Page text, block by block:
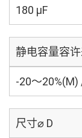
180 µF
静电容量容
-20～
尺寸⌀ D